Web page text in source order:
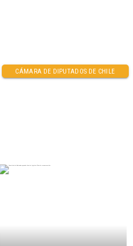
CÁMARA DE DIPUTADOS DE CHILE